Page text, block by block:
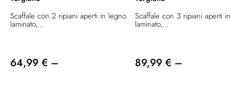
Scaffale con 2 ripiani aperti in legno
laminato,...
64,99 € –
Scaffale con 3 ripiani aperti
laminato,...
89,99 € –